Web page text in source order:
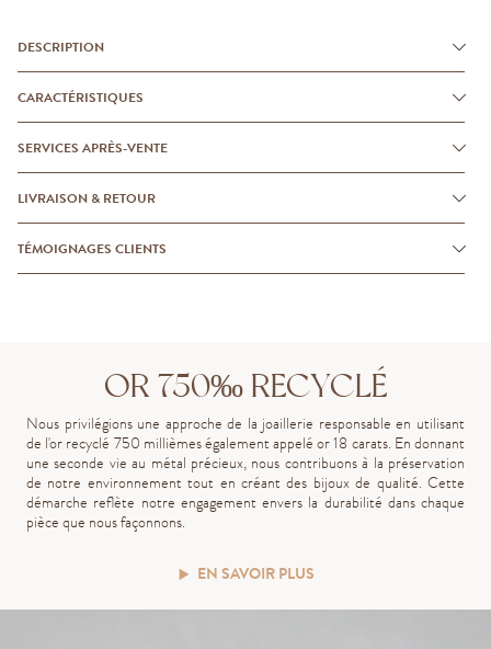
DESCRIPTION
CARACTÉRISTIQUES
SERVICES APRÈS-VENTE
LIVRAISON & RETOUR
TÉMOIGNAGES CLIENTS
OR 750‰ RECYCLÉ
Nous privilégions une approche de la joaillerie responsable en utilisant
de l'or recyclé 750 millièmes également appelé or 18 carats. En donnant
une seconde vie au métal précieux, nous contribuons à la préservation
de notre environnement tout en créant des bijoux de qualité. Cette
démarche reflète notre engagement envers la durabilité dans chaque
pièce que nous façonnons.
EN SAVOIR PLUS